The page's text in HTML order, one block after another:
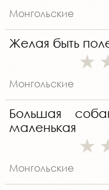
Монгольские
Желая быть
Монгольские
Большая
маленькая
Монгольские